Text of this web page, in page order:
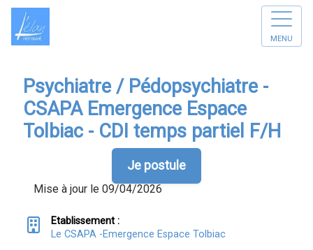
MENU
Psychiatre / Pédopsychiatre -
CSAPA Emergence Espace
Tolbiac - CDI temps partiel F/H
Je postule
Mise à jour le 09/04/2026
Etablissement :
Le CSAPA -Emergence Espace Tolbiac